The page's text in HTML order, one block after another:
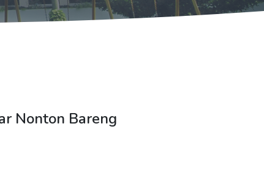
Nonton Bareng